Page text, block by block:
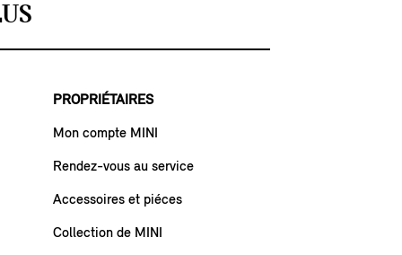
PROPRIÉTAIRES
Mon compte MINI
Rendez-vous au service
Accessoires et piéces
Collection de MINI